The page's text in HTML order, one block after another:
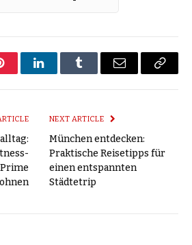
LinkedInTumblr Email
Copy
NEXT ARTICLE
München entdecken:
Praktische Reisetipps für
einen entspannten
Städtetrip